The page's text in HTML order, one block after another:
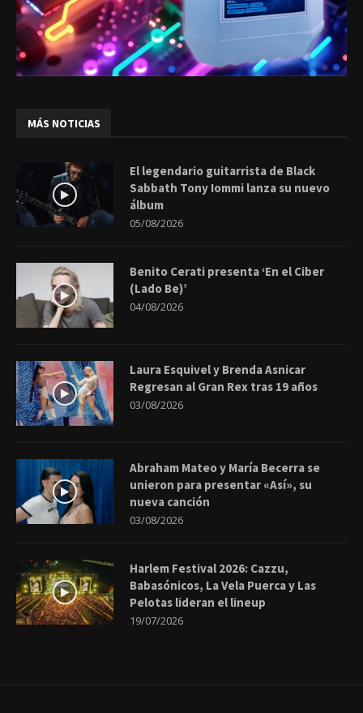
MÁS NOTICIAS
El legendario guitarrista de Black
Sabbath Tony Iommi lanza su nuevo
álbum
05/08/2026
Benito Cerati presenta ‘En el Ciber
(Lado Be)’
04/08/2026
Laura Esquivel y Brenda Asnicar
Regresan al Gran Rex tras 19 años
03/08/2026
Abraham Mateo y María Becerra se
unieron para presentar «Así», su
nueva canción
03/08/2026
Harlem Festival 2026: Cazzu,
Babasónicos, La Vela Puerca y Las
Pelotas lideran el lineup
19/07/2026